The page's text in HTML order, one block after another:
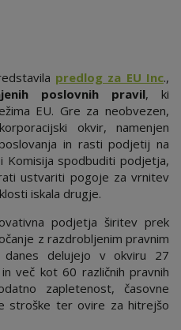
predlog za EU Inc.,
poslovnih pravil, ki
EU. Gre za neobvezen,
okvir, namenjen
in rasti podjetij na
Komisija spodbuditi podjetja,
ustvariti pogoje za vrnitev
iskala drugje.
podjetja širitev prek
z razdrobljenim pravnim
danes delujejo v okviru 27
več kot 60 različnih pravnih
zapletenost, časovne
stroške ter ovire za hitrejšo